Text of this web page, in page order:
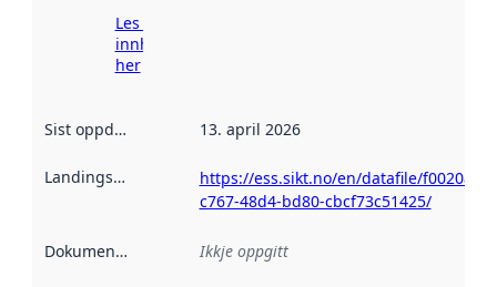
Les meir om
innhenting
her
Sist oppdatert 13. april 2026
Landingsside
https://ess.sikt.no/en/datafile/f0020a0a-
c767-48d4-bd80-cbcf73c51425/
Dokumentasjon Ikkje oppgitt